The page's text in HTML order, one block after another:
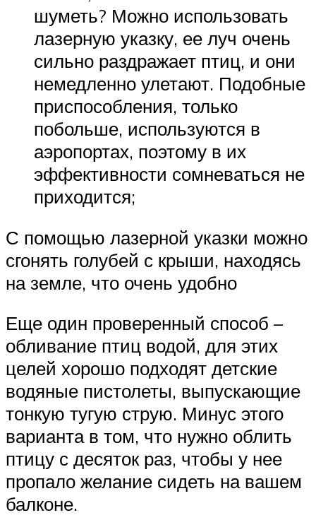
шуметь? Можно использовать
лазерную указку, ее луч очень
сильно раздражает птиц, и они
немедленно улетают. Подобные
приспособления, только
побольше, используются в
аэропортах, поэтому в их
эффективности сомневаться не
приходится;
С помощью лазерной указки можно
сгонять голубей с крыши, находясь
на земле, что очень удобно
Еще один проверенный способ –
обливание птиц водой, для этих
целей хорошо подходят детские
водяные пистолеты, выпускающие
тонкую тугую струю. Минус этого
варианта в том, что нужно облить
птицу с десяток раз, чтобы у нее
пропало желание сидеть на вашем
балконе.